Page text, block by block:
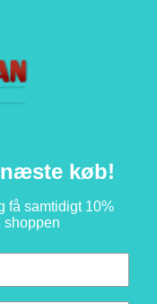
køb!
få samtidigt 10%
shoppen